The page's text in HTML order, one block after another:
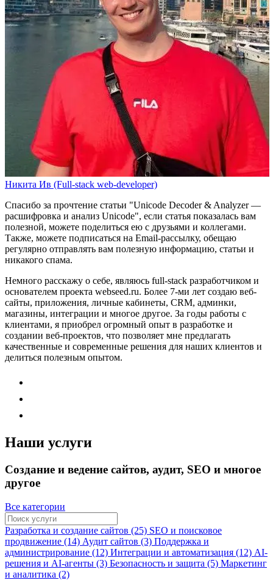
Никита Ив (Full-stack web-developer)
Спасибо за прочтение статьи "Unicode Decoder & Analyzer —
расшифровка и анализ Unicode", если статья показалась вам
полезной, можете поделиться ею с друзьями и коллегами.
Также, можете подписаться на Email-рассылку, обещаю
регулярно отправлять вам полезную информацию, статьи и
никакого спама.
Немного расскажу о себе, являюсь full-stack разработчиком и
основателем проекта webseed.ru. Более 7-ми лет создаю веб-
сайты, приложения, личные кабинеты, CRM, админки,
магазины, интеграции и многое другое. За годы работы с
клиентами, я приобрел огромный опыт в разработке и
создании веб-проектов, что позволяет мне предлагать
качественные и современные решения для наших клиентов и
делиться полезным опытом.
Наши услуги
Создание и ведение сайтов, аудит, SEO и многое
другое
Все категории
Разработка и создание сайтов (25) SEO и поисковое
продвижение (14) Аудит сайтов (3) Поддержка и
администрирование (12) Интеграции и автоматизация (12) AI-
решения и AI-агенты (3) Безопасность и защита (5) Маркетинг
и аналитика (2)